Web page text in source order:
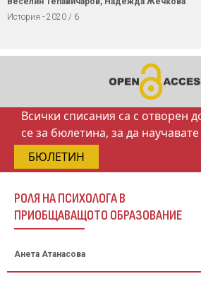
История - 2020 / 6
Всички списания са с отворен
се за бюлетина, за да
БЮЛЕТИН
РОЛЯ НА ПСИХОЛОГА В
ПРИОБЩАВАЩОТО ОБРАЗОВАНИЕ
Анета Атанасова